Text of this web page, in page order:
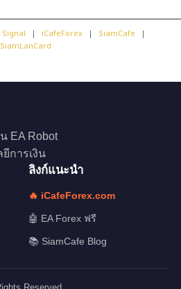
Signal | iCafeForex | SiamCafe
|
SiamLanCard
EA Robot
การเงิน
ลิงก์แนะนำ
🔥 iCafeForex.com
🤖 EA Forex ฟรี
📚 SiamCafe Blog